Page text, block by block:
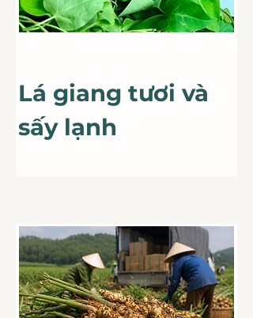
Lá giang tươi
và sấy lạnh
Lá giang tươi và
sấy lạnh